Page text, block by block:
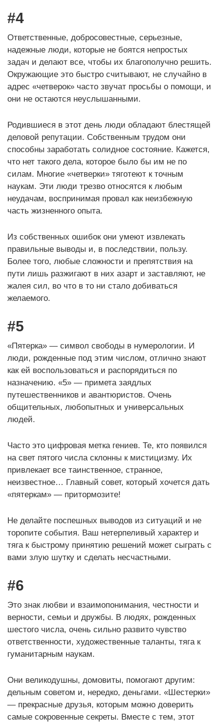
#4
Ответственные, добросовестные, серьезные,
надежные люди, которые не боятся непростых
задач и делают все, чтобы их благополучно решить.
Окружающие это быстро считывают, не случайно в
адрес «четверок» часто звучат просьбы о помощи, и
они не остаются неуслышанными.
Родившиеся в этот день люди обладают блестящей
деловой репутации. Собственным трудом они
способны заработать солидное состояние. Кажется,
что нет такого дела, которое было бы им не по
силам. Многие «четверки» тяготеют к точным
наукам. Эти люди трезво относятся к любым
неудачам, воспринимая провал как неизбежную
часть жизненного опыта.
Из собственных ошибок они умеют извлекать
правильные выводы и, в последствии, пользу.
Более того, любые сложности и препятствия на
пути лишь разжигают в них азарт и заставляют, не
жалея сил, во что в то ни стало добиваться
желаемого.
#5
«Пятерка» — символ свободы в нумерологии. И
люди, рожденные под этим числом, отлично знают
как ей воспользоваться и распорядиться по
назначению. «5» — примета заядлых
путешественников и авантюристов. Очень
общительных, любопытных и универсальных
людей.
Часто это цифровая метка гениев. Те, кто появился
на свет пятого числа склонны к мистицизму. Их
привлекает все таинственное, странное,
неизвестное… Главный совет, который хочется дать
«пятеркам» — притормозите!
Не делайте поспешных выводов из ситуаций и не
торопите события. Ваш нетерпеливый характер и
тяга к быстрому принятию решений может сыграть с
вами злую шутку и сделать несчастными.
#6
Это знак любви и взаимопонимания, честности и
верности, семьи и дружбы. В людях, рожденных
шестого числа, очень сильно развито чувство
ответственности, художественные таланты, тяга к
гуманитарным наукам.
Они великодушны, домовиты, помогают другим:
дельным советом и, нередко, деньгами. «Шестерки»
— прекрасные друзья, которым можно доверить
самые сокровенные секреты. Вместе с тем, этот